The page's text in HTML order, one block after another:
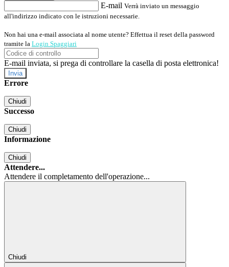
E-mail Verrà inviato un messaggio
all'indirizzo indicato con le istruzioni necessarie.
Non hai una e-mail associata al nome utente? Effettua il reset della password
tramite la Login Spaggiari
E-mail inviata, si prega di controllare la casella di posta elettronica!
Errore
Chiudi
Successo
Chiudi
Informazione
Chiudi
Attendere...
Attendere il completamento dell'operazione...
Chiudi